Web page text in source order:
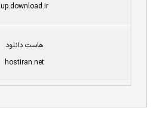
up.download.ir
هاست دانلود
hostiran.net